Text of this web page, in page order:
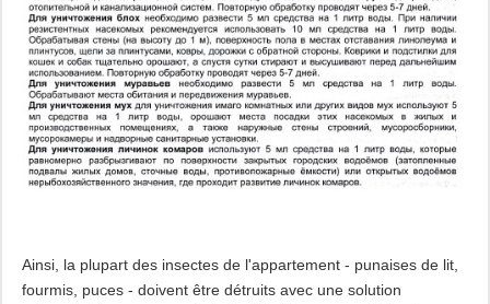
Ainsi, la plupart des insectes de l'appartement - punaises de lit,
fourmis, puces - doivent être détruits avec une solution